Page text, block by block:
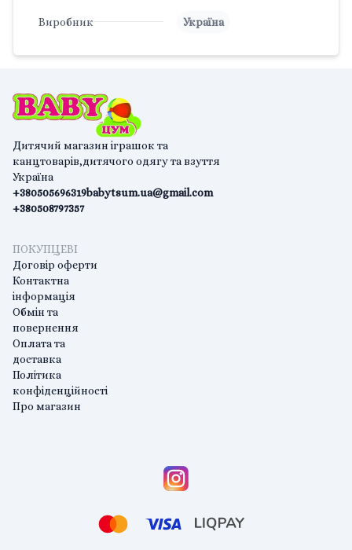
Виробник Україна
Дитячий магазин іграшок та
канцтоварів,дитячого одягу та взуття
Україна
+380505696319
+380508797357
babytsum.ua@gmail.com
ПОКУПЦЕВІ
Договір оферти
Контактна
інформація
Обмін та
повернення
Оплата та
доставка
Політика
конфіденційності
Про магазин